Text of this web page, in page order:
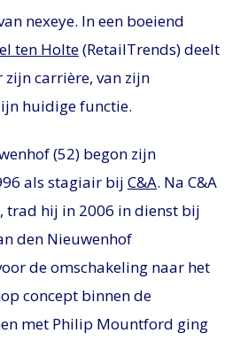
nexeye. In een boeiend
ten Holte(RetailTrends) deelt
zijn carrière, van zijn
huidige functie.
(52) begon zijn
als stagiair bij C&A. Na C&A
trad hij in 2006 in dienst bij
den Nieuwenhof
de omschakeling naar het
concept binnen de
met Philip Mountford ging